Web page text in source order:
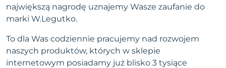
największą nagrodę uznajemy Wasze zaufanie do
marki W.Legutko.
To dla Was codziennie pracujemy nad rozwojem
naszych produktów, których w sklepie
internetowym posiadamy już blisko 3 tysiące